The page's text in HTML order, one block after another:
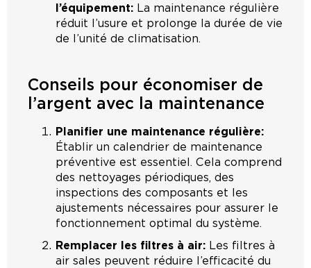
l’équipement: La maintenance régulière
réduit l’usure et prolonge la durée de vie
de l’unité de climatisation.
Conseils pour économiser de
l’argent avec la maintenance
Planifier une maintenance régulière:
Établir un calendrier de maintenance
préventive est essentiel. Cela comprend
des nettoyages périodiques, des
inspections des composants et les
ajustements nécessaires pour assurer le
fonctionnement optimal du système.
Remplacer les filtres à air: Les filtres à
air sales peuvent réduire l’efficacité du